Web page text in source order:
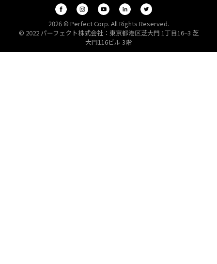
2026 © Perfect Corp. All Rights Reserved.
© 2022 パーフェクト株式会社：東京都港区芝大門 1丁目16−3 芝
大門116ビル 3階